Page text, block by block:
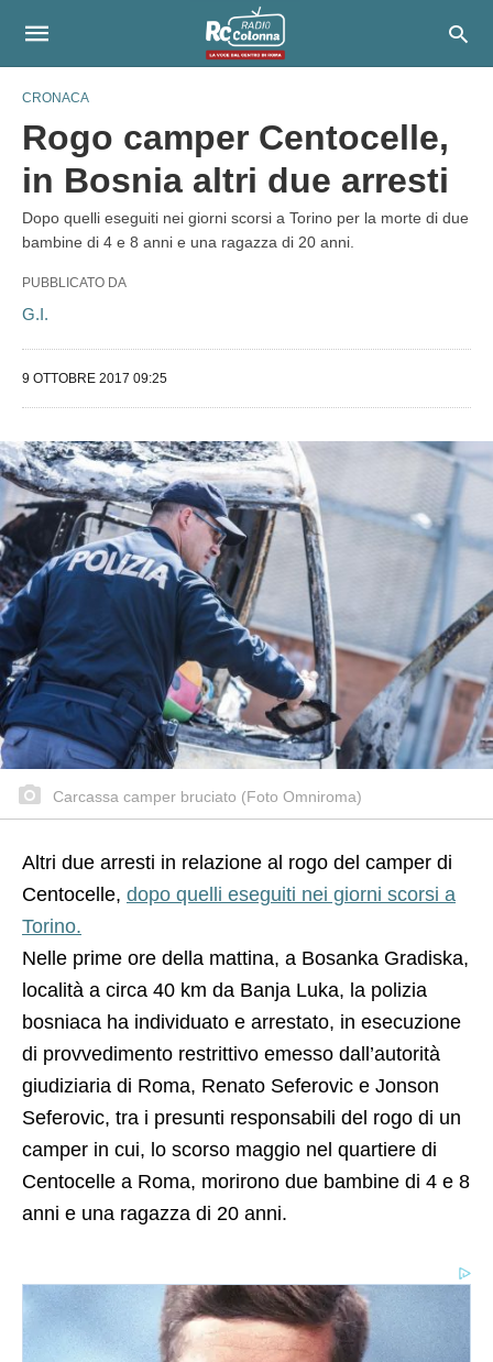
CRONACA
Rogo camper Centocelle,
in Bosnia altri due arresti
Dopo quelli eseguiti nei giorni scorsi a Torino per la morte di due
bambine di 4 e 8 anni e una ragazza di 20 anni.
PUBBLICATO DA
G.I.
9 OTTOBRE 2017 09:25
Carcassa camper bruciato (Foto Omniroma)
Altri due arresti in relazione al rogo del camper di
Centocelle, dopo quelli eseguiti nei giorni scorsi a
Torino.
Nelle prime ore della mattina, a Bosanka Gradiska,
località a circa 40 km da Banja Luka, la polizia
bosniaca ha individuato e arrestato, in esecuzione
di provvedimento restrittivo emesso dall’autorità
giudiziaria di Roma, Renato Seferovic e Jonson
Seferovic, tra i presunti responsabili del rogo di un
camper in cui, lo scorso maggio nel quartiere di
Centocelle a Roma, morirono due bambine di 4 e 8
anni e una ragazza di 20 anni.